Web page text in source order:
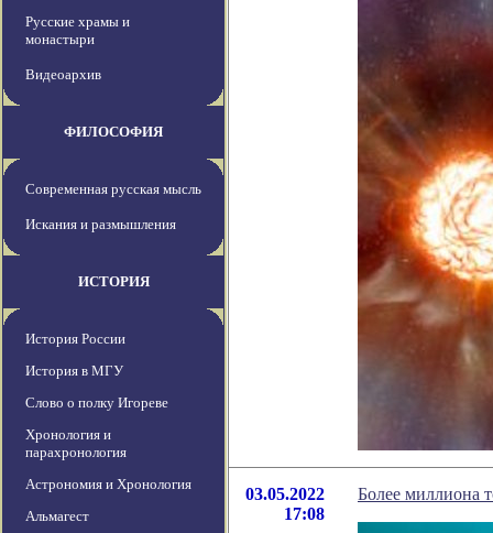
Русские храмы и
монастыри
Видеоархив
ФИЛОСОФИЯ
Современная русская мысль
Искания и размышления
ИСТОРИЯ
История России
История в МГУ
Слово о полку Игореве
Хронология и
парахронология
Астрономия и Хронология
Альмагест
03.05.2022
17:08
Более миллиона